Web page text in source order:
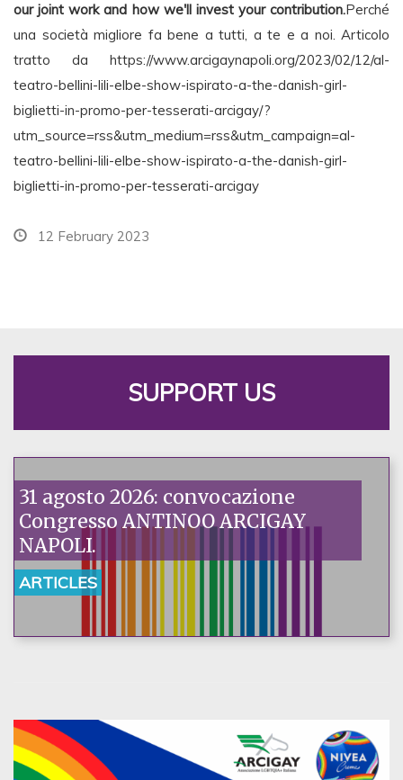
our joint work and how we'll invest your contribution.Perché
una società migliore fa bene a tutti, a te e a noi. Articolo
tratto da https://www.arcigaynapoli.org/2023/02/12/al-
teatro-bellini-lili-elbe-show-ispirato-a-the-danish-girl-
biglietti-in-promo-per-tesserati-arcigay/?
utm_source=rss&utm_medium=rss&utm_campaign=al-
teatro-bellini-lili-elbe-show-ispirato-a-the-danish-girl-
biglietti-in-promo-per-tesserati-arcigay
12 February 2023
SUPPORT US
31 agosto 2026: convocazione
Congresso ANTINOO ARCIGAY
NAPOLI.
ARTICLES